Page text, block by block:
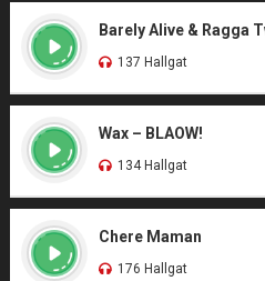
Barely Alive & Ragga
137 Hallgat
Wax – BLAOW!
134 Hallgat
Chere Maman
176 Hallgat